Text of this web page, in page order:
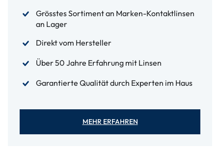
Grösstes Sortiment an Marken-Kontaktlinsen
an Lager
Direkt vom Hersteller
Über 50 Jahre Erfahrung mit Linsen
Garantierte Qualität durch Experten im Haus
MEHR ERFAHREN